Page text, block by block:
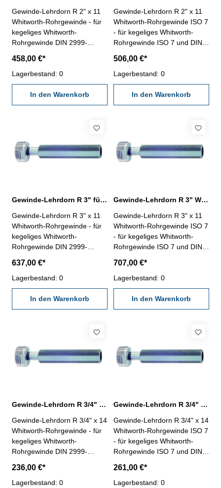
Gewinde-Lehrdorn R 2" x 11
Whitworth-Rohrgewinde - für
kegeliges Whitworth-
Rohrgewinde DIN 2999-
"Ausschuss"- die
Grenzlehrdorne sind mit GLD-
Rp DIN 2999 beschriftet
Nennmaß: R 2" x 11
458,00 €*
Lagerbestand: 0
In den Warenkorb
Gewinde-Lehrdorn R 2" x 11
Whitworth-Rohrgewinde ISO 7
- für kegeliges Whitworth-
Rohrgewinde ISO 7 und DIN
"Gut" und "Ausschuss"- die
Grenzlehrdorne ISO 7-2:2000
und DIN EN 10226-3 sind mit
ISO 7 Rc/Rp Nr. 1 beschriftet
Nennmaß: R 2" x 11
506,00 €*
Lagerbestand: 0
In den Warenkorb
Gewinde-Lehrdorn R 3" für Whitworth-Rohrgewinde
Gewinde-Lehrdorn R 3" x 11
Whitworth-Rohrgewinde - für
kegeliges Whitworth-
Rohrgewinde DIN 2999-
"Ausschuss"- die
Grenzlehrdorne sind mit GLD-
Rp DIN 2999 beschriftet
Nennmaß: R 3" x 11
637,00 €*
Lagerbestand: 0
In den Warenkorb
Gewinde-Lehrdorn R 3" Whitworth-Rohrgewinde ISO 7
Gewinde-Lehrdorn R 3" x 11
Whitworth-Rohrgewinde ISO 7
- für kegeliges Whitworth-
Rohrgewinde ISO 7 und DIN
"Gut" und "Ausschuss"- die
Grenzlehrdorne ISO 7-2:2000
und DIN EN 10226-3 sind mit
ISO 7 Rc/Rp Nr. 1 beschriftet
Nennmaß: R 3" x 11
707,00 €*
Lagerbestand: 0
In den Warenkorb
Gewinde-Lehrdorn R 3/4" für Whitworth-Rohrgewinde
Gewinde-Lehrdorn R 3/4" x 14
Whitworth-Rohrgewinde - für
kegeliges Whitworth-
Rohrgewinde DIN 2999-
"Ausschuss"- die
Grenzlehrdorne sind mit GLD-
236,00 €*
Lagerbestand: 0
Gewinde-Lehrdorn R 3/4" Whitworth-Rohrgewinde ISO 7
Gewinde-Lehrdorn R 3/4" x 14
Whitworth-Rohrgewinde ISO 7
- für kegeliges Whitworth-
Rohrgewinde ISO 7 und DIN
"Gut" und "Ausschuss"- die
Grenzlehrdorne ISO 7-2:2000
261,00 €*
Lagerbestand: 0